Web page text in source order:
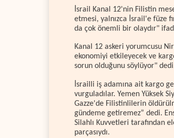
İsrail Kanal 12'nin Filistin
etmesi, yalnızca İsrail'e füze
da çok önemli bir olaydır"
Kanal 12 askeri yorumcusu
ekonomiyi etkileyecek ve
sorun olduğunu söylüyor"
İsrailli iş adamına ait kargo
vurguladılar. Yemen Yüksek
Gazze'de Filistinlilerin
gündeme getiremez” dedi.
Silahlı Kuvvetleri tarafından
parçasıydı.